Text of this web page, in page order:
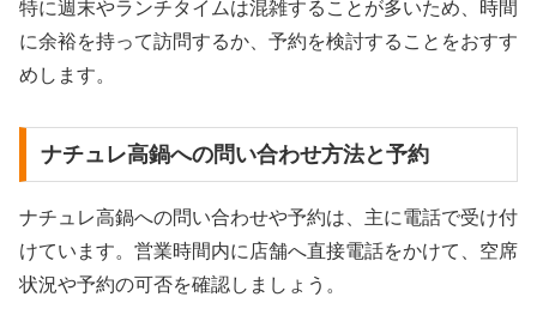
特に週末やランチタイムは混雑することが多いため、時間
に余裕を持って訪問するか、予約を検討することをおすす
めします。
ナチュレ高鍋への問い合わせ方法と予約
ナチュレ高鍋への問い合わせや予約は、主に電話で受け付
けています。営業時間内に店舗へ直接電話をかけて、空席
状況や予約の可否を確認しましょう。